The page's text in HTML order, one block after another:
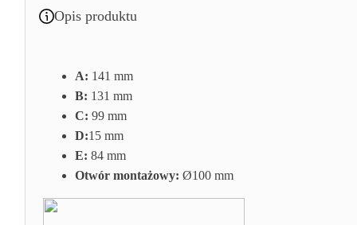
Opis produktu
A: 141 mm
B: 131 mm
C: 99 mm
D:15 mm
E: 84 mm
Otwór montażowy: Ø100 mm